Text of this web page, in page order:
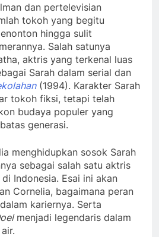
dan pertelevisian
tokoh yang begitu
hingga sulit
Salah satunya
aktris yang terkenal luas
Sarah dalam serial dan
(1994). Karakter Sarah
tokoh fiksi, tetapi telah
budaya populer yang
generasi.
menghidupkan sosok Sarah
sebagai salah satu aktris
Indonesia. Esai ini akan
Cornelia, bagaimana peran
kariernya. Serta
menjadi legendaris dalam